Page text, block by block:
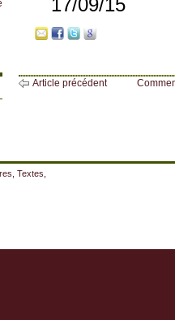
17/09/15
Article précédent
Textes